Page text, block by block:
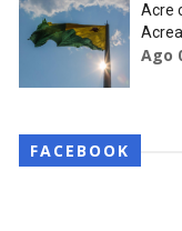
Acre
Ago
FACEBOOK